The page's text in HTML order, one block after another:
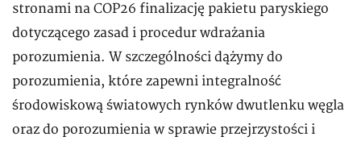
stronami na COP26 finalizację pakietu paryskiego
dotyczącego zasad i procedur wdrażania
porozumienia. W szczególności dążymy do
porozumienia, które zapewni integralność
środowiskową światowych rynków dwutlenku węgla
oraz do porozumienia w sprawie przejrzystości i